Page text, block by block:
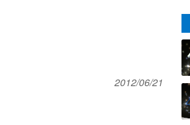
2012/06/21